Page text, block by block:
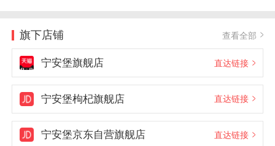
旗下店铺 查看全部
宁安堡旗舰店 直达链接
宁安堡枸杞旗舰店 直达链接
宁安堡京东自营旗舰店 直达链接